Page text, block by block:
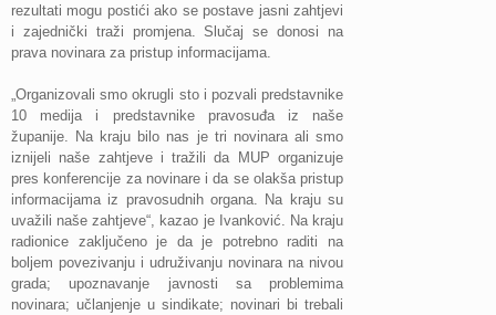
rezultati mogu postići ako se postave jasni zahtjevi
i zajednički traži promjena. Slučaj se donosi na
prava novinara za pristup informacijama.
„Organizovali smo okrugli sto i pozvali predstavnike
10 medija i predstavnike pravosuđa iz naše
županije. Na kraju bilo nas je tri novinara ali smo
iznijeli naše zahtjeve i tražili da MUP organizuje
pres konferencije za novinare i da se olakša pristup
informacijama iz pravosudnih organa. Na kraju su
uvažili naše zahtjeve“, kazao je Ivanković. Na kraju
radionice zaključeno je da je potrebno raditi na
boljem povezivanju i udruživanju novinara na nivou
grada; upoznavanje javnosti sa problemima
novinara; učlanjenje u sindikate; novinari bi trebali